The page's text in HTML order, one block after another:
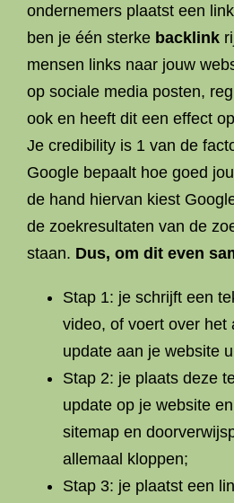
ondernemers plaatst een
ben je één sterke backlink
mensen links naar jouw
op sociale media posten,
ook en heeft dit een effect
Je credibility is 1 van de
Google bepaalt hoe goed
de hand hiervan kiest
de zoekresultaten van de
staan. Dus, om dit even
Stap 1: je schrijft een
video, of voert over het
update aan je website
Stap 2: je plaats deze
update op je website
sitemap en
allemaal kloppen;
Stap 3: je plaatst een